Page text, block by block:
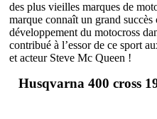
des plus vieilles marques de
marque connaît un grand
développement du motocross
contribué à l’essor de ce sport
et acteur Steve Mc Queen !
Husqvarna 400 cross